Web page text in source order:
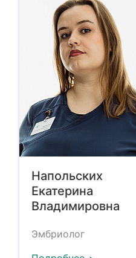
Напольских
Екатерина
Владимировна
Эмбриолог